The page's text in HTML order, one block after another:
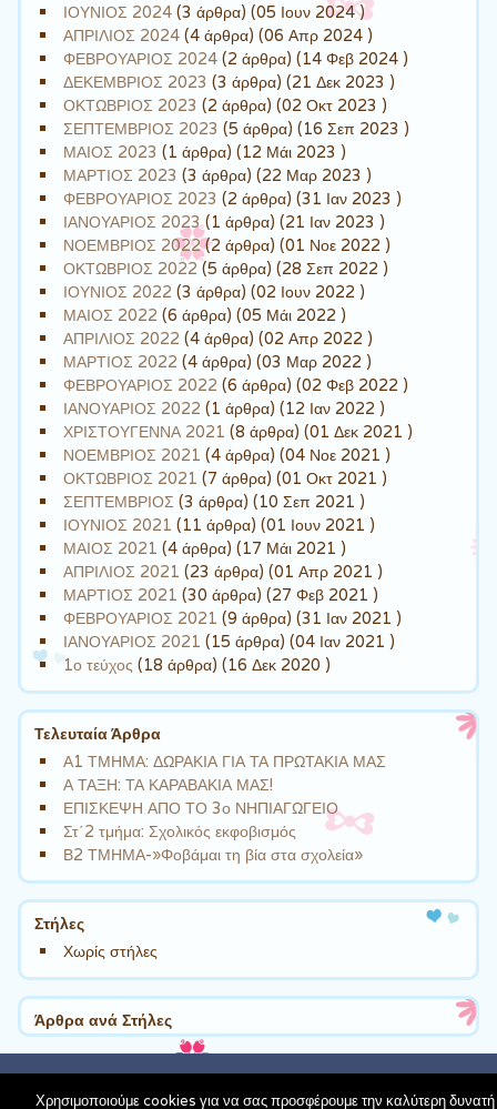
ΙΟΥΝΙΟΣ 2024 (3 άρθρα) (05 Ιουν 2024 )
ΑΠΡΙΛΙΟΣ 2024 (4 άρθρα) (06 Απρ 2024 )
ΦΕΒΡΟΥΑΡΙΟΣ 2024 (2 άρθρα) (14 Φεβ 2024 )
ΔΕΚΕΜΒΡΙΟΣ 2023 (3 άρθρα) (21 Δεκ 2023 )
ΟΚΤΩΒΡΙΟΣ 2023 (2 άρθρα) (02 Οκτ 2023 )
ΣΕΠΤΕΜΒΡΙΟΣ 2023 (5 άρθρα) (16 Σεπ 2023 )
ΜΑΙΟΣ 2023 (1 άρθρα) (12 Μάι 2023 )
ΜΑΡΤΙΟΣ 2023 (3 άρθρα) (22 Μαρ 2023 )
ΦΕΒΡΟΥΑΡΙΟΣ 2023 (2 άρθρα) (31 Ιαν 2023 )
ΙΑΝΟΥΑΡΙΟΣ 2023(1 άρθρα) (21 Ιαν 2023 )
ΝΟΕΜΒΡΙΟΣ 2022(2 άρθρα) (01 Νοε 2022 )
ΟΚΤΩΒΡΙΟΣ 2022 (5 άρθρα) (28 Σεπ 2022 )
ΙΟΥΝΙΟΣ 2022 (3 άρθρα) (02 Ιουν 2022 )
ΜΑΙΟΣ 2022 (6 άρθρα) (05 Μάι 2022 )
ΑΠΡΙΛΙΟΣ 2022 (4 άρθρα) (02 Απρ 2022 )
ΜΑΡΤΙΟΣ 2022 (4 άρθρα) (03 Μαρ 2022 )
ΦΕΒΡΟΥΑΡΙΟΣ 2022 (6 άρθρα) (02 Φεβ 2022 )
ΙΑΝΟΥΑΡΙΟΣ 2022 (1 άρθρα) (12 Ιαν 2022 )
ΧΡΙΣΤΟΥΓΕΝΝΑ 2021 (8 άρθρα) (01 Δεκ 2021 )
ΝΟΕΜΒΡΙΟΣ 2021 (4 άρθρα) (04 Νοε 2021 )
ΟΚΤΩΒΡΙΟΣ 2021 (7 άρθρα) (01 Οκτ 2021 )
ΣΕΠΤΕΜΒΡΙΟΣ (3 άρθρα) (10 Σεπ 2021 )
ΙΟΥΝΙΟΣ 2021 (11 άρθρα) (01 Ιουν 2021 )
ΜΑΙΟΣ 2021 (4 άρθρα) (17 Μάι 2021 )
ΑΠΡΙΛΙΟΣ 2021 (23 άρθρα) (01 Απρ 2021 )
ΜΑΡΤΙΟΣ 2021 (30 άρθρα) (27 Φεβ 2021 )
ΦΕΒΡΟΥΑΡΙΟΣ 2021 (9 άρθρα) (31 Ιαν 2021 )
ΙΑΝΟΥΑΡΙΟΣ 2021 (15 άρθρα) (04 Ιαν 2021 )
1ο τεύχος (18 άρθρα) (16 Δεκ 2020 )
Τελευταία Άρθρα
Α1 ΤΜΗΜΑ: ΔΩΡΑΚΙΑ ΓΙΑ ΤΑ ΠΡΩΤΑΚΙΑ ΜΑΣ
Α ΤΑΞΗ: ΤΑ ΚΑΡΑΒΑΚΙΑ ΜΑΣ!
ΕΠΙΣΚΕΨΗ ΑΠΟ ΤΟ 3ο ΝΗΠΙΑΓΩΓΕΙΟ
Στ΄2 τμήμα: Σχολικός εκφοβισμός
Β2 ΤΜΗΜΑ-»Φοβάμαι τη βία στα σχολεία»
Στήλες
Χωρίς στήλες
Άρθρα ανά Στήλες
Χρησιμοποιούμε cookies για να σας προσφέρουμε την καλύτερη δυνατή